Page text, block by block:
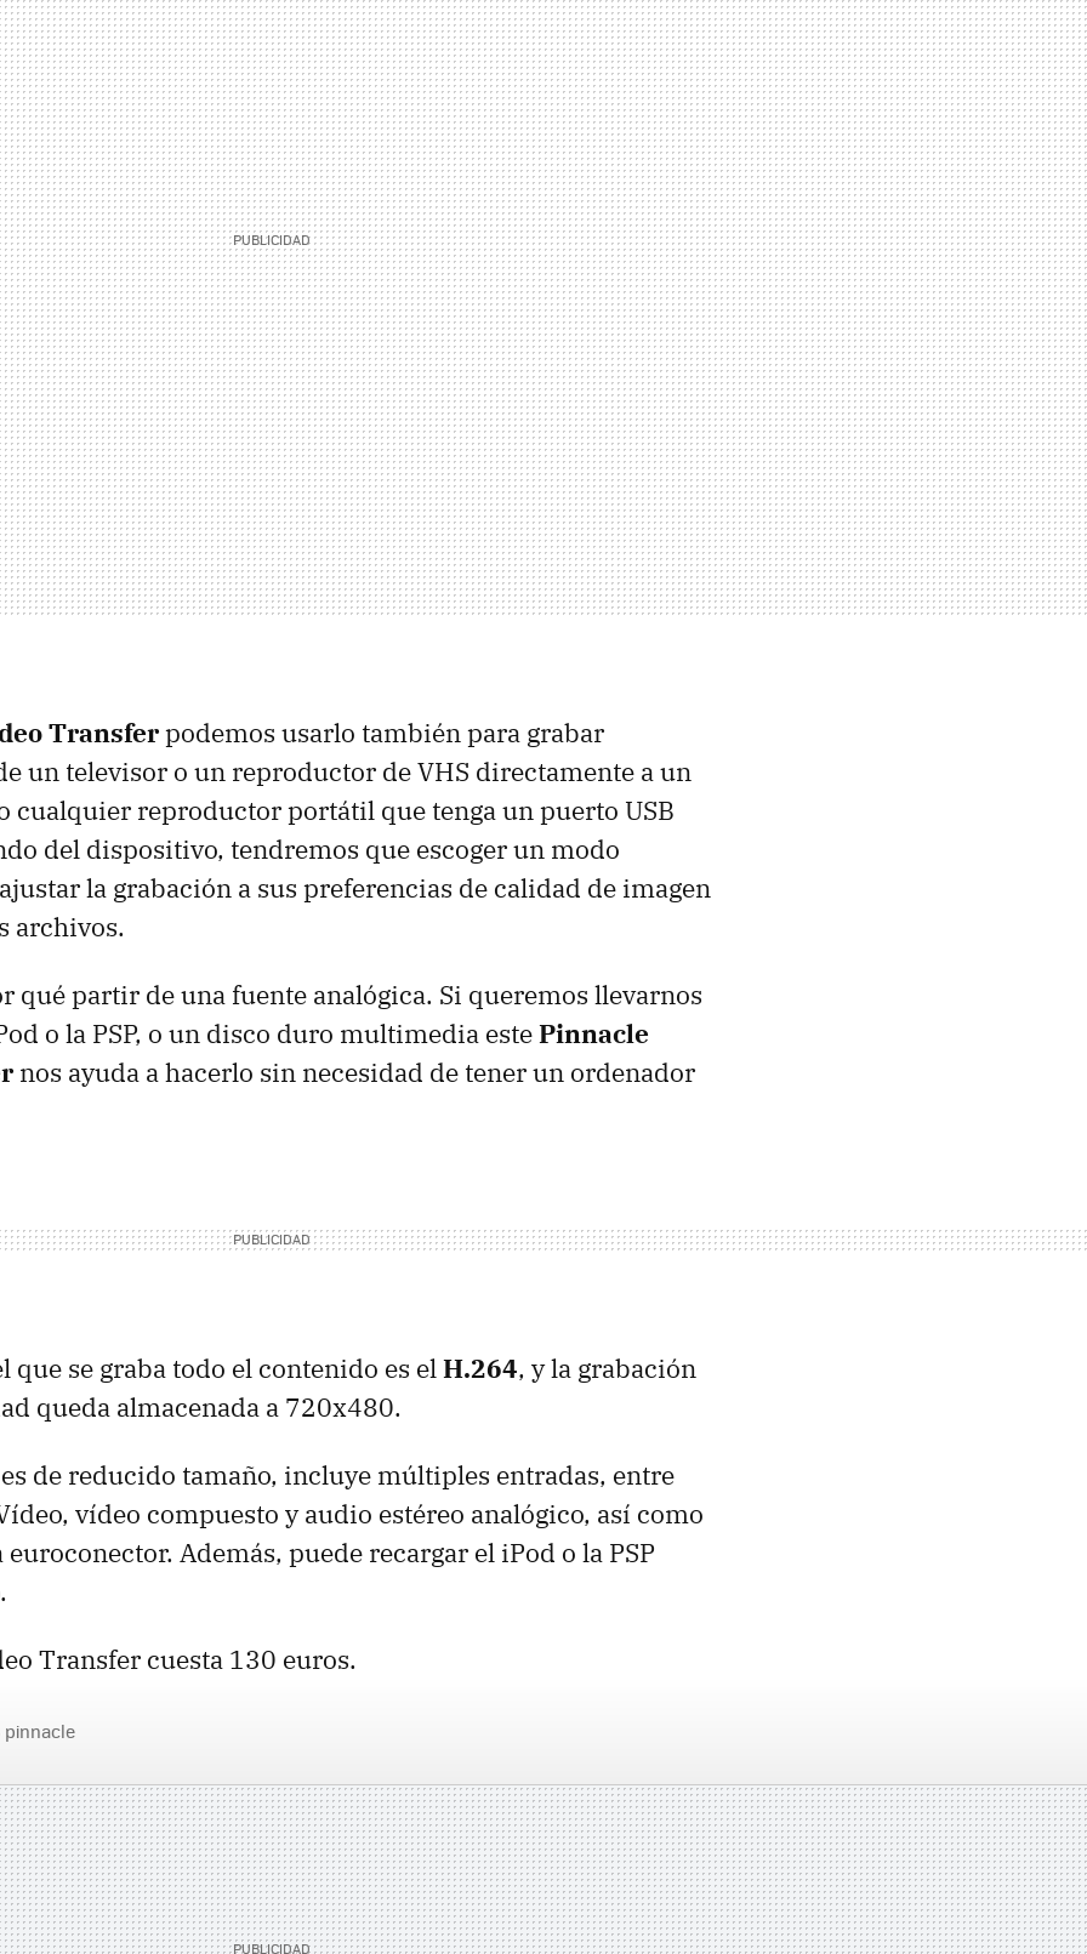
Transferpodemos usarlo también para grabar
un televisor o un reproductor de VHS directamente a un
cualquier reproductor portátil que tenga un puerto USB
del dispositivo, tendremos que escoger un modo
la grabación a sus preferencias de calidad de imagen
archivos.
qué partir de una fuente analógica. Si queremos llevarnos
o la PSP, o un disco duro multimedia estePinnacle
nos ayuda a hacerlo sin necesidad de tener un ordenador
que se graba todo el contenido es elH.264, y la grabación
queda almacenada a 720x480.
de reducido tamaño, incluye múltiples entradas, entre
vídeo compuesto y audio estéreo analógico, así como
Además, puede recargar el iPod o la PSP
Transfer cuesta 130 euros.
pinnacle